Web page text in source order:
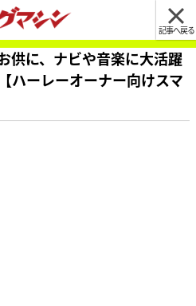
記事へ戻る
供に、ナビや音楽に大活躍
ハーレーオーナー向けスマ